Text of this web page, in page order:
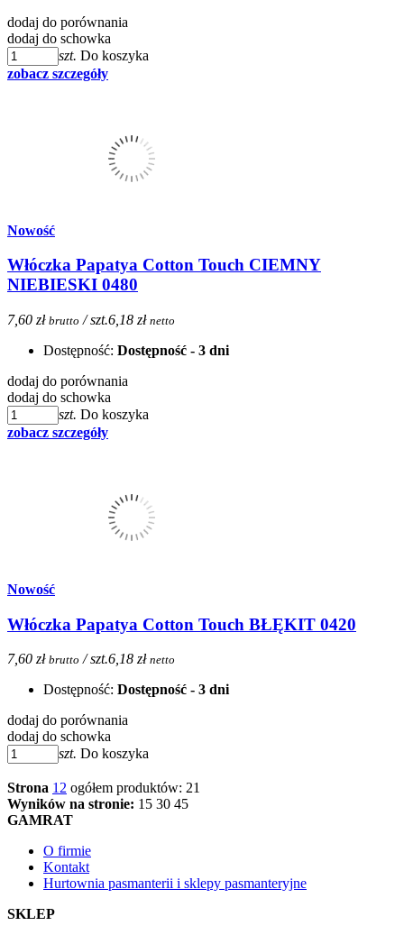
dodaj do porównania
dodaj do schowka
szt. Do koszyka
zobacz szczegóły
Nowość
Włóczka Papatya Cotton Touch CIEMNY
NIEBIESKI 0480
7,60 zł brutto / szt.6,18 zł netto
Dostępność: Dostępność - 3 dni
dodaj do porównania
dodaj do schowka
szt. Do koszyka
zobacz szczegóły
Nowość
Włóczka Papatya Cotton Touch BŁĘKIT 0420
7,60 zł brutto / szt.6,18 zł netto
Dostępność: Dostępność - 3 dni
dodaj do porównania
dodaj do schowka
szt. Do koszyka
Strona 12 ogółem produktów: 21
Wyników na stronie: 15 30 45
GAMRAT
O firmie
Kontakt
Hurtownia pasmanterii i sklepy pasmanteryjne
SKLEP